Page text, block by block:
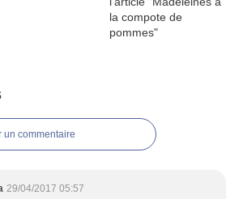
un commentaire
29/04/2017 05:57